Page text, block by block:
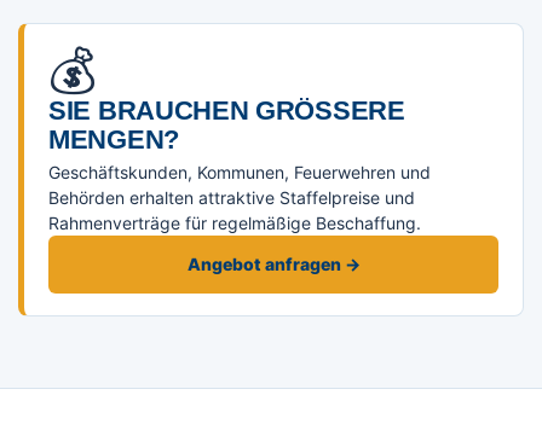
💰
SIE BRAUCHEN GRÖSSERE M
ENGEN?
Geschäftskunden, Kommunen, Feuerwehren und
Behörden erhalten attraktive Staffelpreise und
Rahmenverträge für regelmäßige Beschaffung.
Angebot anfragen →